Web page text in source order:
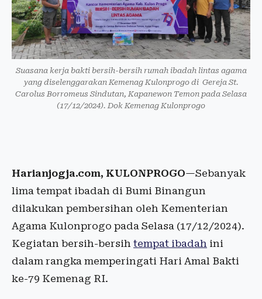
Suasana kerja bakti bersih-bersih rumah ibadah lintas agama
yang diselenggarakan Kemenag Kulonprogo di Gereja St.
Carolus Borromeus Sindutan, Kapanewon Temon pada Selasa
(17/12/2024). Dok Kemenag Kulonprogo
Harianjogja.com, KULONPROGO—Sebanyak
lima tempat ibadah di Bumi Binangun
dilakukan pembersihan oleh Kementerian
Agama Kulonprogo pada Selasa (17/12/2024).
Kegiatan bersih-bersih tempat ibadah ini
dalam rangka memperingati Hari Amal Bakti
ke-79 Kemenag RI.